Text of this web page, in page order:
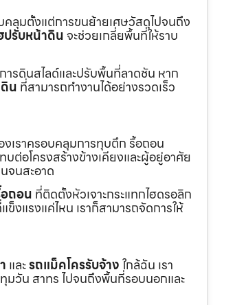
คลุมตั้งแต่การขนย้ายเศษวัสดุไปจนถึง
ปรับหน้าดินจะช่วยเกลี่ยพื้นที่ให้ราบ
รดินสไลด์และปรับพื้นที่ลาดชัน หาก
น ที่สามารถทำงานได้อย่างรวดเร็ว
งเราครอบคลุมการทุบตึก รื้อถอน
บต่อโครงสร้างข้างเคียงและผู้อยู่อาศัย
จนสะอาด
ถอน ที่ติดตั้งหัวเจาะกระแทกไฮดรอลิก
งแรงแค่ไหน เราก็สามารถจัดการให้
และรถแม็คโครรับจ้างใกล้ฉัน เรา
มวัน สาทร ไปจนถึงพื้นที่รอบนอกและ